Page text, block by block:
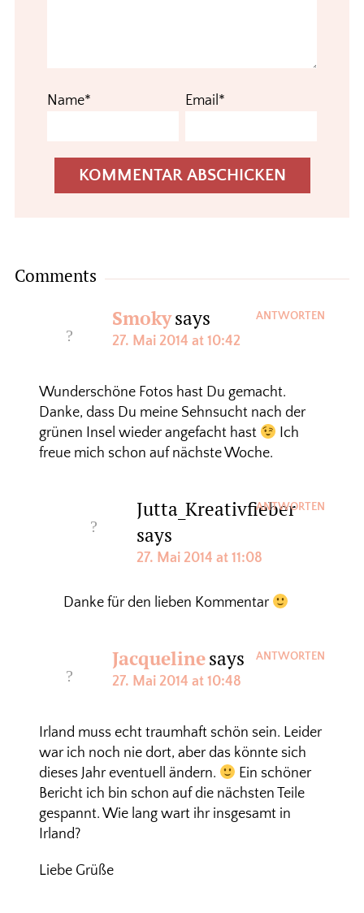
Name* Email*
Comments
Smokysays
27. Mai 2014 at 10:42
Wunderschöne Fotos hast Du gemacht.
Danke, dass Du meine Sehnsucht nach der
grünen Insel wieder angefacht hast
Ich
freue mich schon auf nächste Woche.
ANTWORTEN
Jutta_Kreativfieber
says
27. Mai 2014 at 11:08
Danke für den lieben Kommentar
ANTWORTEN
Jacquelinesays
27. Mai 2014 at 10:48
Irland muss echt traumhaft schön sein. Leider
war ich noch nie dort, aber das könnte sich
dieses Jahr eventuell ändern.
Ein schöner
Bericht ich bin schon auf die nächsten Teile
gespannt. Wie lang wart ihr insgesamt in
Irland?
Liebe Grüße
ANTWORTEN